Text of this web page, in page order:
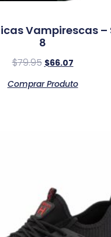
Vampirescas –
8
$79.95 $66.07
Comprar Produto